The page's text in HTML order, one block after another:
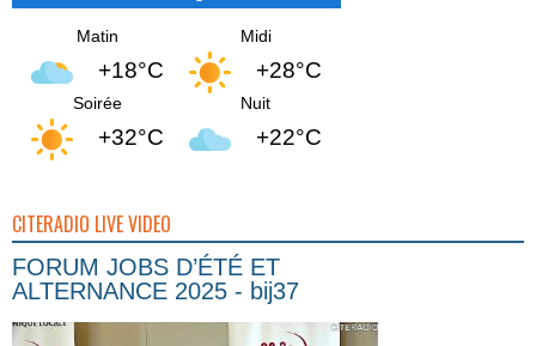
Matin
+18°C
Midi
+28°C
Soirée
+32°C
Nuit
+22°C
CITERADIO LIVE VIDEO
FORUM JOBS D’ÉTÉ ET
ALTERNANCE 2025 - bij37